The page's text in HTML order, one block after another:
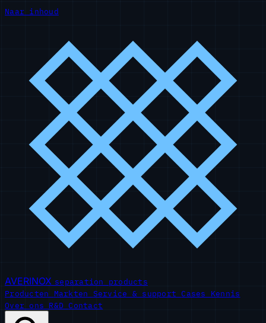
Naar inhoud
AVERINOX separation products
Producten Markten Service & support Cases Kennis
Over ons R&D Contact